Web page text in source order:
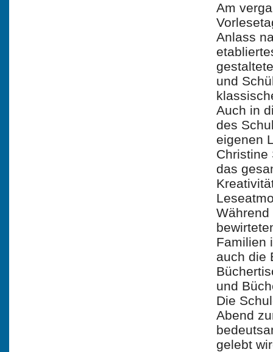
Am
Anlass
und
Auch in
des
eigenen
Christine
das
Familien
auch die
und
Die
Abend
gelebt